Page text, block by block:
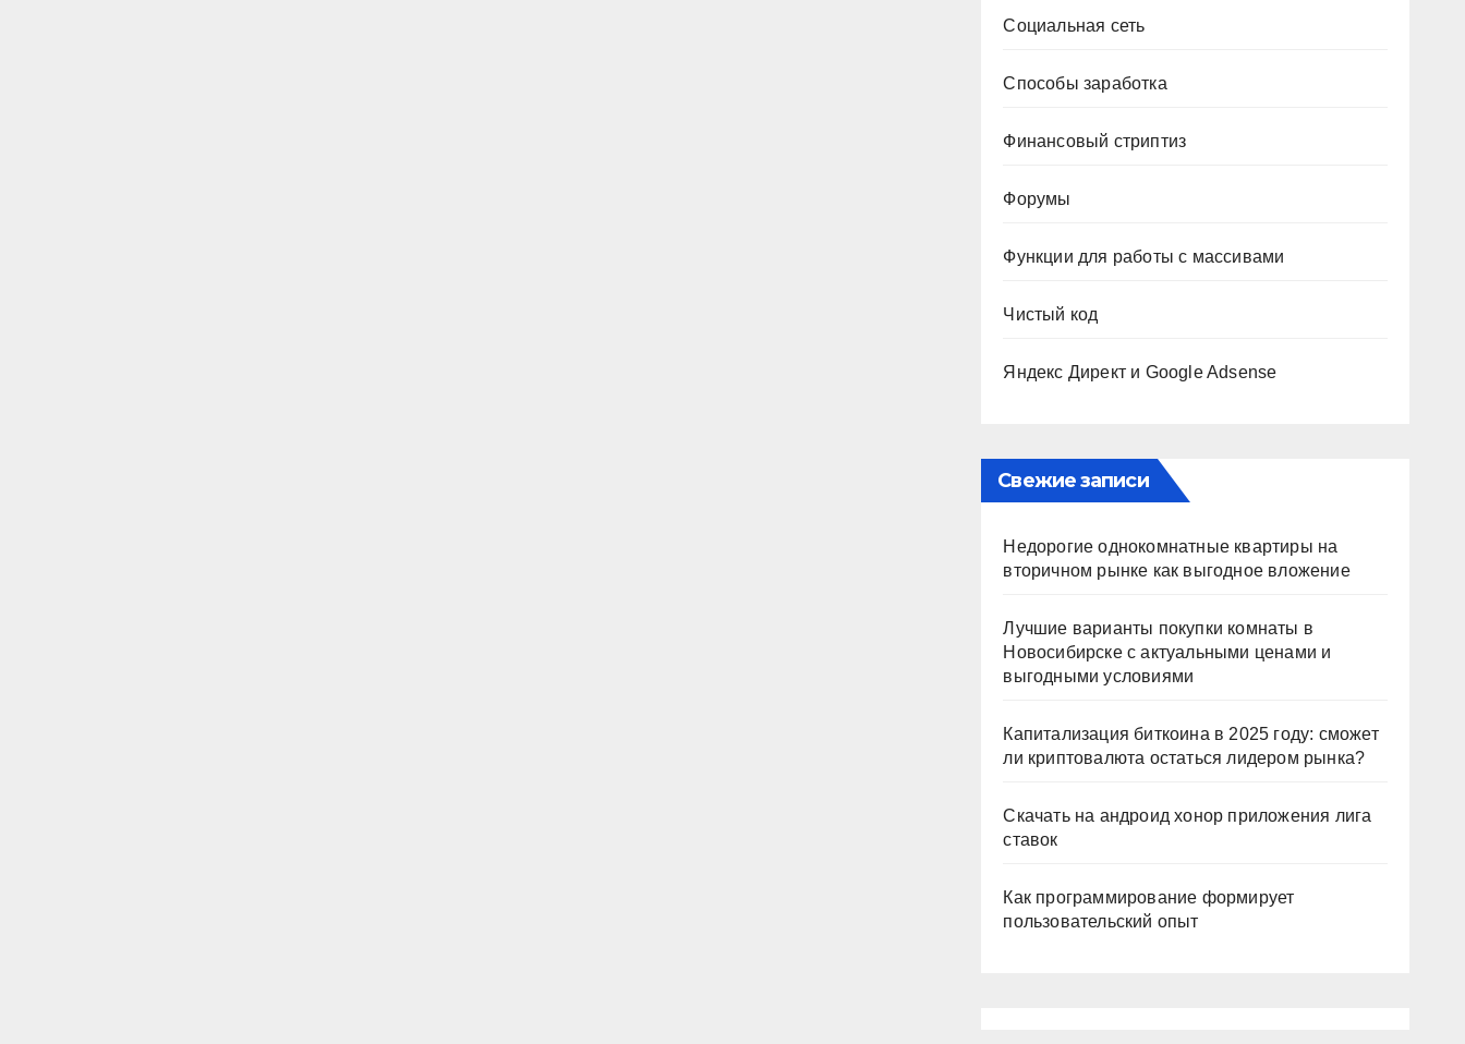
Социальная сеть
Способы заработка
Финансовый стриптиз
Форумы
Функции для работы с массивами
Чистый код
Яндекс Директ и Google Adsense
Свежие записи
Недорогие однокомнатные квартиры на
вторичном рынке как выгодное вложение
Лучшие варианты покупки комнаты в
Новосибирске с актуальными ценами и
выгодными условиями
Капитализация биткоина в 2025 году: сможет
ли криптовалюта остаться лидером рынка?
Скачать на андроид хонор приложения лига
ставок
Как программирование формирует
пользовательский опыт